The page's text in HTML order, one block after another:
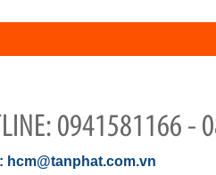
0941581166 -
hcm@tanphat.com.vn